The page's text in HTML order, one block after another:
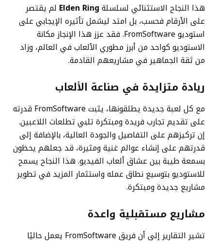
هذا النجاح الاستثنائي لسلسلة Elden Ring لم يقتصر
على الأرقام فحسب، بل امتد ليشمل تأثيره الإيجابي على
استوديو FromSoftware. فقد عزز هذا الإنجاز مكانة
الاستوديو كواحد من أبرز مطوري الألعاب في العالم، وزاد
من ثقة الجماهير في مشاريعهم القادمة.
ريادة متزايدة في صناعة الألعاب
مع كل لعبة جديدة يطلقونها، يثبت FromSoftware قدرته
على تقديم تجارب فريدة ومبتكرة تلبي تطلعات اللاعبين.
إن تركيزهم على التفاصيل والجودة العالية، بالإضافة إلى
قدرتهم على إنشاء عوالم غنية ومثيرة، قد جعلهم يحظون
بسمعة طيبة بين عشاق ألعاب الفيديو. هذا النجاح يسمح
للاستوديو بتوسيع نطاق عمله واستثمار المزيد في تطوير
مشاريع جديدة ومبتكرة.
مشاريع مستقبلية واعدة
تشير التقارير إلى أن فريق FromSoftware يعمل حاليًا